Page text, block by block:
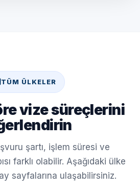
TÜM ÜLKELER
vize süreçlerini
şartı, işlem süresi ve
farklı olabilir. Aşağıdaki ülke
sayfalarına ulaşabilirsiniz.